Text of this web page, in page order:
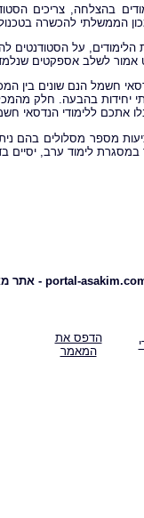
בהצלחה, צריכים
הממשלתי להכשרה
על הסטודנטים
לשלב אספקטים
חשמל הנם שונים בין
ללימודי הנדסאי חשמל
מספר מסלולים בהם
במסגרת לימוד ערב, יסיים
הדפס את
המאמר